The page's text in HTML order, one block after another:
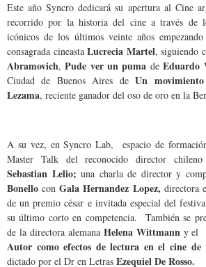
Este año Syncro dedicará su apertura al Cine
recorrido por la historia del cine a través de
icónicos de los últimos veinte años
consagrada cineastaLucrecia Martel, siguiendo
Abramovich,Pude ver un puma deEduardo
Ciudad de Buenos Aires deUn
Lezama, reciente ganador del oso de oro en la
A su vez, en Syncro Lab, espacio de
Master Talk del reconocido director
Sebastian Lelio;una charla de director y
Bonellocon Gala Hernandez Lopez, directora
de un premio césar e invitada especial del
su último corto en competencia. También se
de la directora alemana Helena Wittmanny el
Autor como efectos de lectura en el cine
dictado por el Dr en Letras Ezequiel De Rosso.